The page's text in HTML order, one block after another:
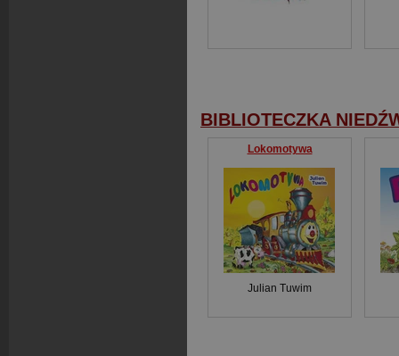
BIBLIOTECZKA
Lokomotywa
Julian Tuwim